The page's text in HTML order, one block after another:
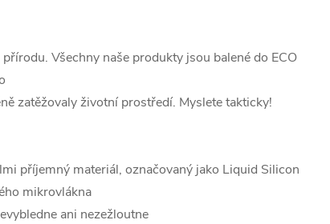
Všechny naše produkty jsou balené do ECO
zatěžovaly životní prostředí. Myslete takticky!
příjemný materiál, označovaný jako Liquid Silicon
mikrovlákna
ani nezežloutne